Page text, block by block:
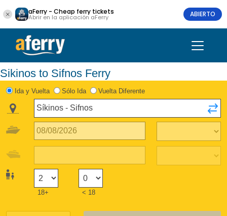
aFerry - Cheap ferry tickets
Abrir en la aplicación aFerry ABIERTO
Sikinos to Sifnos Ferry
Ida y Vuelta Sólo Ida Vuelta Diferente
18+ < 18